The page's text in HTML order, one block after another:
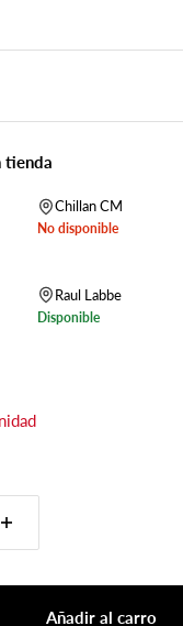
tienda
Chillan CM
No disponible
Raul Labbe
Disponible
Añadir al carro